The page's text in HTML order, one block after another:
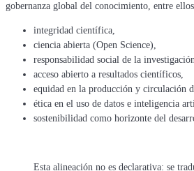
gobernanza global del conocimiento, entre
integridad científica,
ciencia abierta (Open Science),
responsabilidad social de la
acceso abierto a resultados científicos,
equidad en la producción y circulación
ética en el uso de datos e inteligencia
sostenibilidad como horizonte del
Esta alineación no es declarativa: se